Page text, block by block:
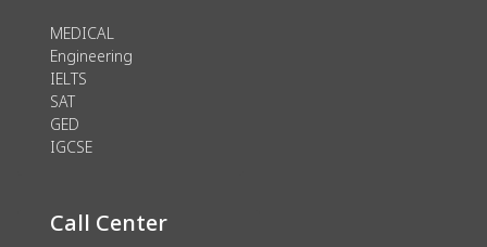
assignment ลงทะเบียน
MEDICAL
Engineering
IELTS
SAT
GED
IGCSE
Call Center